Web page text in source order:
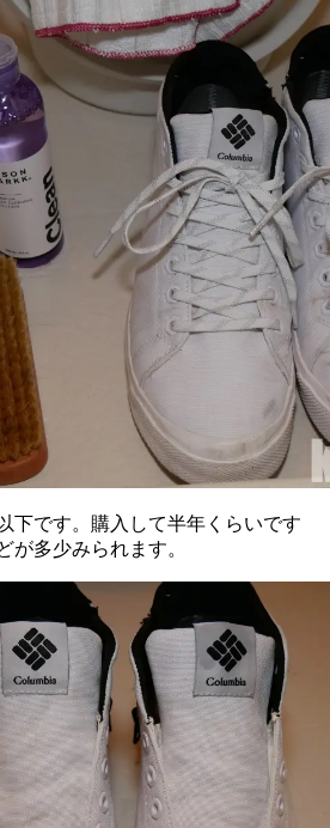
下です。購入して半年くらいです
が多少みられます。